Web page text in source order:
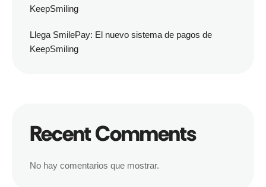
KeepSmiling
Llega SmilePay: El nuevo sistema de pagos de
KeepSmiling
Recent Comments
No hay comentarios que mostrar.